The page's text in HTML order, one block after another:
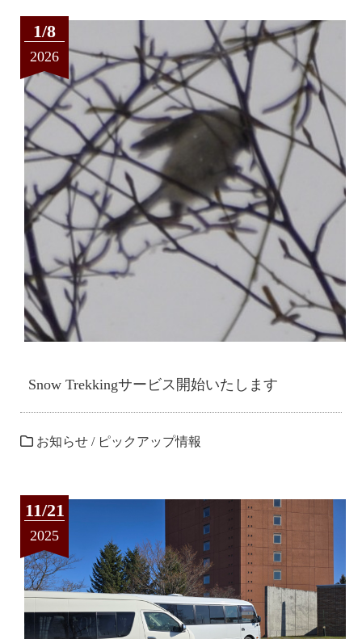
1/8
2026
Snow Trekkingサービス開始いたします
お知らせ / ピックアップ情報
11/21
2025